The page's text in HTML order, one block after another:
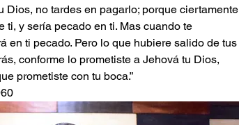
Dios, no tardes en pagarlo; porque ciertamente
ti, y sería pecado en ti. Mas cuando te
en ti pecado. Pero lo que hubiere salido de tus
conforme lo prometiste a Jehová tu Dios,
prometiste con tu boca.”